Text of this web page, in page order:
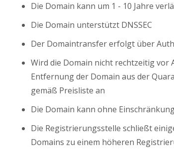
Die Domain kann um 1 - 10 Jahre
Die Domain unterstützt DNSSEC
Der Domaintransfer erfolgt über
Wird die Domain nicht rechtzeitig
Entfernung der Domain aus der
gemäß Preisliste an
Die Domain kann ohne
Die Registrierungsstelle schließt
Domains zu einem höheren